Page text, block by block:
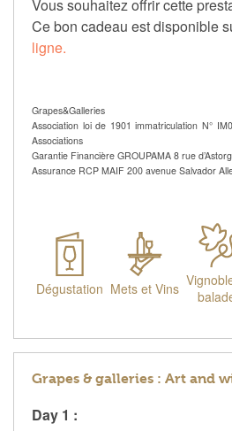
Vous souhaitez offrir cette
Ce bon cadeau est disponible
ligne.
Grapes&Galleries
Association loi de 1901 immatriculation N°
Associations
Garantie Financière GROUPAMA 8 rue
Assurance RCP MAIF 200 avenue Salvador
Dégustation Mets et Vins
Grapes & galleries : Art and
Day 1 :